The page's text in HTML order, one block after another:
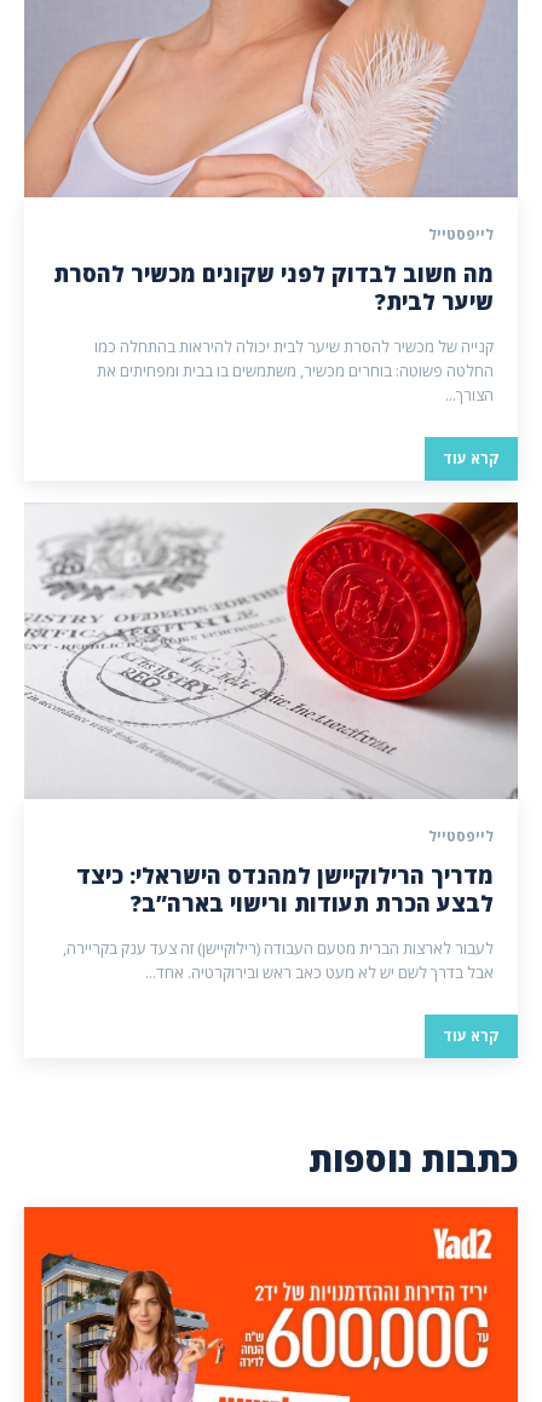
לייפסטייל
מה חשוב לבדוק לפני שקונים מכשיר להסרת
שיער לבית?
קנייה של מכשיר להסרת שיער לבית יכולה להיראות בהתחלה כמו
החלטה פשוטה: בוחרים מכשיר, משתמשים בו בבית ומפחיתים את
הצורך...
קרא עוד
לייפסטייל
מדריך הרילוקיישן למהנדס הישראלי: כיצד
לבצע הכרת תעודות ורישוי בארה”ב?
לעבור לארצות הברית מטעם העבודה (רילוקיישן) זה צעד ענק בקריירה,
אבל בדרך לשם יש לא מעט כאב ראש ובירוקרטיה. אחד...
קרא עוד
כתבות נוספות